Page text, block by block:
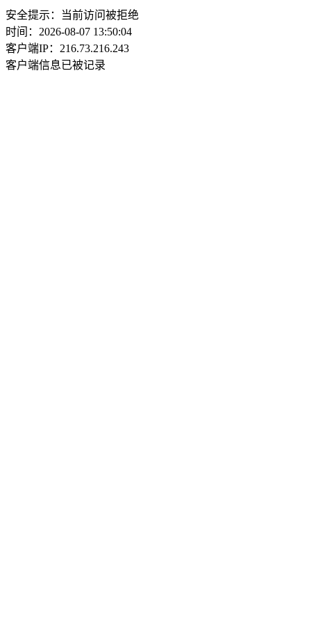
安全提示：当前访问被拒绝
时间：2026-08-07 13:50:04
客户端IP：216.73.216.243
客户端信息已被记录